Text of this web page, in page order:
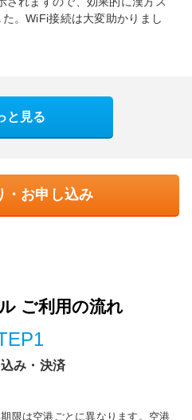
。WiFi接続は大変助かりまし
と見る
・お申し込み
ご利用の流れ
み・決済
限は空港ごとに異なります。空港